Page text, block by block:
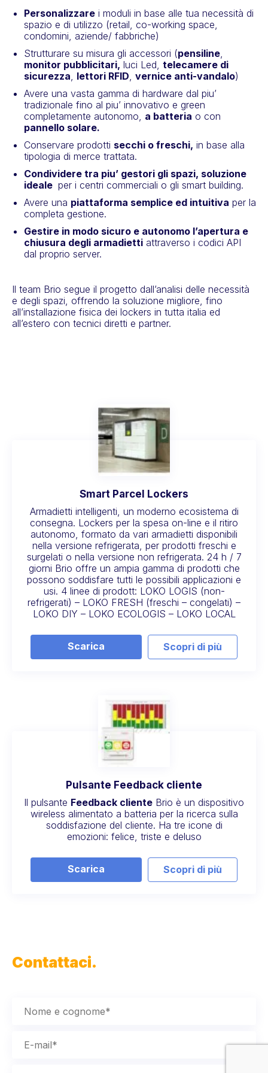
personalizzare i moduli in base alle tua necessità di
spazio e di utilizzo (retail, co-working space,
condomini, aziende/ fabbriche)
Strutturare su misura gli accessori (pensiline,
monitor pubblicitari, luci Led, telecamere di
sicurezza, lettori RFID, vernice anti-vandalo)
avere una vasta gamma di hardware dal piu’
tradizionale fino al piu’ innovativo e green
completamente autonomo, a batteria o con
pannello solare.
conservare prodotti secchi o freschi, in base alla
tipologia di merce trattata.
condividere tra piu’ gestori gli spazi, soluzione
ideale per i centri commerciali o gli smart building.
avere una piattaforma semplice ed intuitiva per la
completa gestione.
gestire in modo sicuro e autonomo l’apertura e
chiusura degli armadietti attraverso i codici API
dal proprio server.
Il team Brio segue il progetto dall’analisi delle necessità
e degli spazi, offrendo la soluzione migliore, fino
all’installazione fisica dei lockers in tutta italia ed
all’estero con tecnici diretti e partner.
Smart Parcel Lockers
Armadietti intelligenti, un moderno ecosistema di
consegna. Lockers per la spesa on-line e il ritiro
autonomo, formato da vari armadietti disponibili
nella versione refrigerata, per prodotti freschi e
surgelati o nella versione non refrigerata. 24 h / 7
giorni Brio offre un ampia gamma di prodotti che
possono soddisfare tutti le possibili applicazioni e
usi. 4 linee di prodott: LOKO LOGIS (non-
refrigerati) – LOKO FRESH (freschi – congelati) –
LOKO DIY – LOKO ECOLOGIS – LOKO LOCAL
Scarica Scopri di più
Pulsante Feedback cliente
Il pulsante Feedback cliente Brio è un dispositivo
wireless alimentato a batteria per la ricerca sulla
soddisfazione del cliente. Ha tre icone di
emozioni: felice, triste e deluso
Scarica Scopri di più
Contattaci.